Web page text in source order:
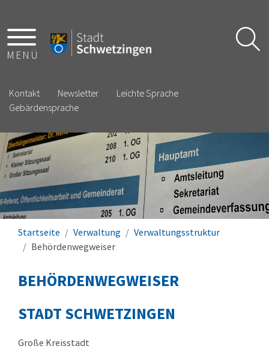
MENÜ
Kontakt Newsletter
Leichte Sprache
Gebärdensprache
Startseite Verwaltung
Verwaltungsstruktur
Behördenwegweiser
BEHÖRDENWEGWEISER
STADT SCHWETZINGEN
Große Kreisstadt